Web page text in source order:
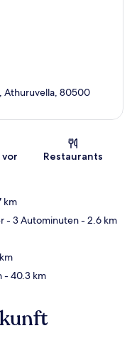
Athuruvella, 80500
Restaurants
km
- 3 Autominuten- 2.6 km
- 40.3 km